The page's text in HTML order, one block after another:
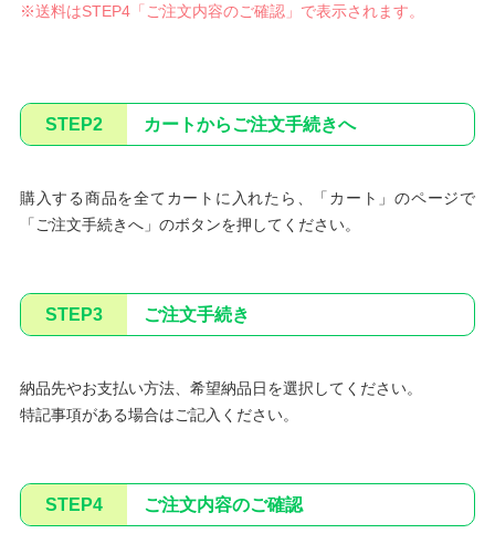
※送料はSTEP4「ご注文内容のご確認」で表示されます。
STEP2 カートからご注文手続きへ
購入する商品を全てカートに入れたら、「カート」のページで
「ご注文手続きへ」のボタンを押してください。
STEP3 ご注文手続き
納品先やお支払い方法、希望納品日を選択してください。
特記事項がある場合はご記入ください。
STEP4 ご注文内容のご確認